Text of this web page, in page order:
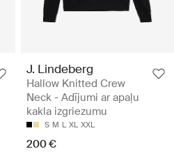
J. Lindeberg
Hallow Knitted Crew
Neck - Adījumi ar apaļu
kakla izgriezumu
S M L XL XXL
200 €